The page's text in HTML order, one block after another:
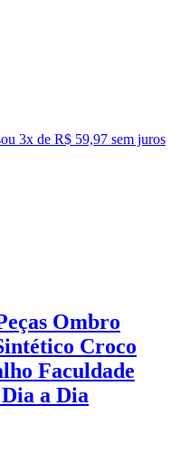
ou 3x de R$ 59,97 sem juros
Ombro
Croco
Faculdade
a Dia